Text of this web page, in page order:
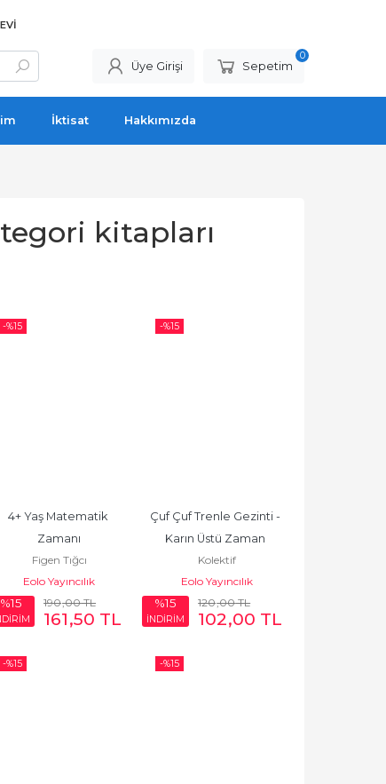
Üye Girişi Sepetim
0
İktisat Hakkımızda
kitapları
-%15
4+ Yaş Matematik
Zamanı
Figen Tığcı
Eolo Yayıncılık
%15 190,00TL
161,50 TL
-%15
Çuf Çuf Trenle Gezinti -
Karın Üstü Zaman
Aktivite Kitabı
Kolektif
Eolo Yayıncılık
%15
İNDİRİM
120,00TL
102,00 TL
-%15 -%15